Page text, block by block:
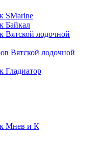
SMarine
Байкал
Вятской лодочной
Вятской лодочной
Гладиатор
Мнев и К